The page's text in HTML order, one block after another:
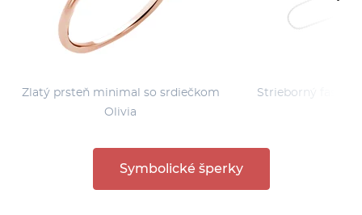
Zlatý prsteň minimal so srdiečkom
Olivia
Strieborný
Symbolické šperky